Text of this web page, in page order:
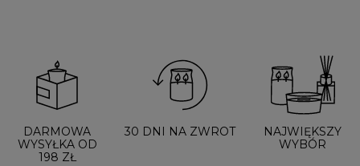
DARMOWA
WYSYŁKA OD
198 ZŁ
30 DNI NA ZWROT
NAJWIĘKSZY
WYBÓR